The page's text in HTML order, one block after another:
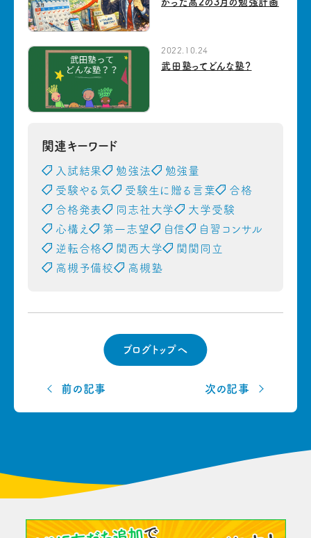
かった高2の3月の勉強計画
2022.10.24
武田塾ってどんな塾？
関連キーワード
入試結果 勉強法
勉強量
受験やる気
受験生に贈る言葉
合格
合格発表
同志社大学
大学受験
心構え
第一志望 自信
自習コンサル
逆転合格
関西大学
関関同立
高槻予備校
高槻塾
前の記事
ブログトップへ
次の記事